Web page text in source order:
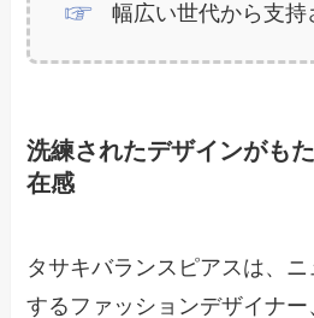
幅広い世代から支持
洗練されたデザインがも
在感
タサキバランスピアスは、
するファッションデザイナ